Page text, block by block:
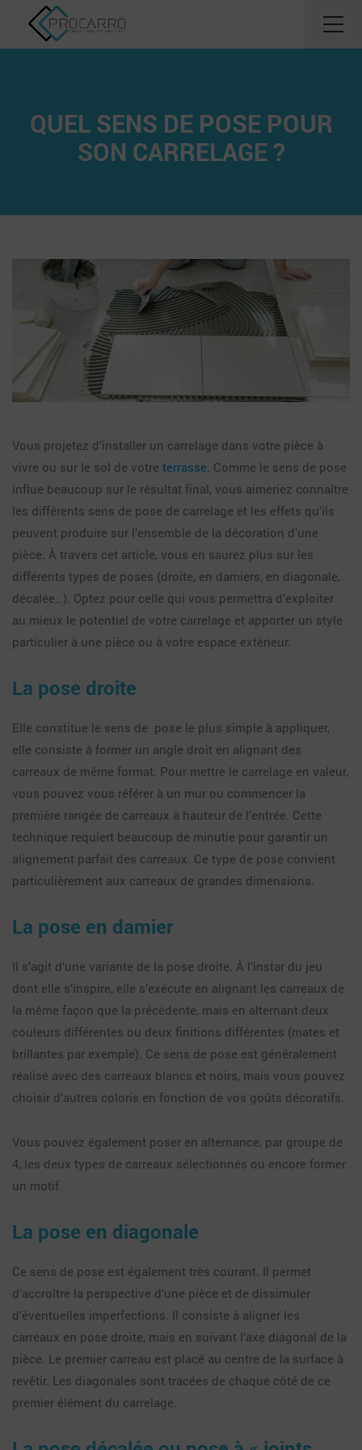
QUEL SENS DE POSE POUR
SON CARRELAGE ?
Vous projetez d’installer un carrelage dans votre pièce à
vivre ou sur le sol de votre terrasse. Comme le sens de pose
influe beaucoup sur le résultat final, vous aimeriez connaître
les différents sens de pose de carrelage et les effets qu’ils
peuvent produire sur l’ensemble de la décoration d’une
pièce. À travers cet article, vous en saurez plus sur les
différents types de poses (droite, en damiers, en diagonale,
décalée…). Optez pour celle qui vous permettra d’exploiter
au mieux le potentiel de votre carrelage et apporter un style
particulier à une pièce ou à votre espace extérieur.
La pose droite
Elle constitue le sens de pose le plus simple à appliquer,
elle consiste à former un angle droit en alignant des
carreaux de même format. Pour mettre le carrelage en valeur,
vous pouvez vous référer à un mur ou commencer la
première rangée de carreaux à hauteur de l’entrée. Cette
technique requiert beaucoup de minutie pour garantir un
alignement parfait des carreaux. Ce type de pose convient
particulièrement aux carreaux de grandes dimensions.
La pose en damier
Il s’agit d’une variante de la pose droite. À l’instar du jeu
dont elle s’inspire, elle s’exécute en alignant les carreaux de
la même façon que la précédente, mais en alternant deux
couleurs différentes ou deux finitions différentes (mates et
brillantes par exemple). Ce sens de pose est généralement
réalisé avec des carreaux blancs et noirs, mais vous pouvez
choisir d’autres coloris en fonction de vos goûts décoratifs.
Vous pouvez également poser en alternance, par groupe de
4, les deux types de carreaux sélectionnés ou encore former
un motif.
La pose en diagonale
Ce sens de pose est également très courant. Il permet
d’accroître la perspective d’une pièce et de dissimuler
d’éventuelles imperfections. Il consiste à aligner les
carreaux en pose droite, mais en suivant l’axe diagonal de la
pièce. Le premier carreau est placé au centre de la surface à
revêtir. Les diagonales sont tracées de chaque côté de ce
premier élément du carrelage.